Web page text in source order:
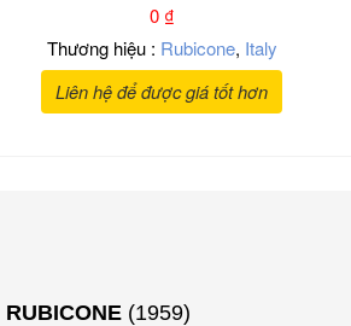
0₫
Thương hiệu : Rubicone, Italy
Liên hệ để được giá tốt hơn
RUBICONE (1959)